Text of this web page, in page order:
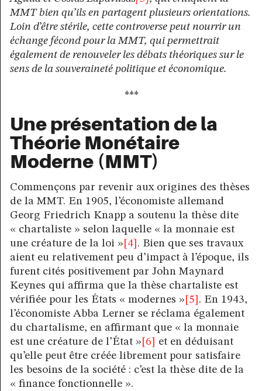
MMT bien qu’ils en partagent plusieurs orientations.
Loin d’être stérile, cette controverse peut nourrir un
échange fécond pour la MMT, qui permettrait
également de renouveler les débats théoriques sur le
sens de la souveraineté politique et économique.
***
Une présentation de la
Théorie Monétaire
Moderne (MMT)
Commençons par revenir aux origines des thèses
de la MMT. En 1905, l’économiste allemand
Georg Friedrich Knapp a soutenu la thèse dite
« chartaliste » selon laquelle « la monnaie est
une créature de la loi » [4] . Bien que ses travaux
aient eu relativement peu d’impact à l’époque, ils
furent cités positivement par John Maynard
Keynes qui affirma que la thèse chartaliste est
vérifiée pour les États « modernes » [5] . En 1943,
l’économiste Abba Lerner se réclama également
du chartalisme, en affirmant que « la monnaie
est une créature de l’État » [6]
et en déduisant
qu’elle peut être créée librement pour satisfaire
les besoins de la société : c’est la thèse dite de la
« finance fonctionnelle ».